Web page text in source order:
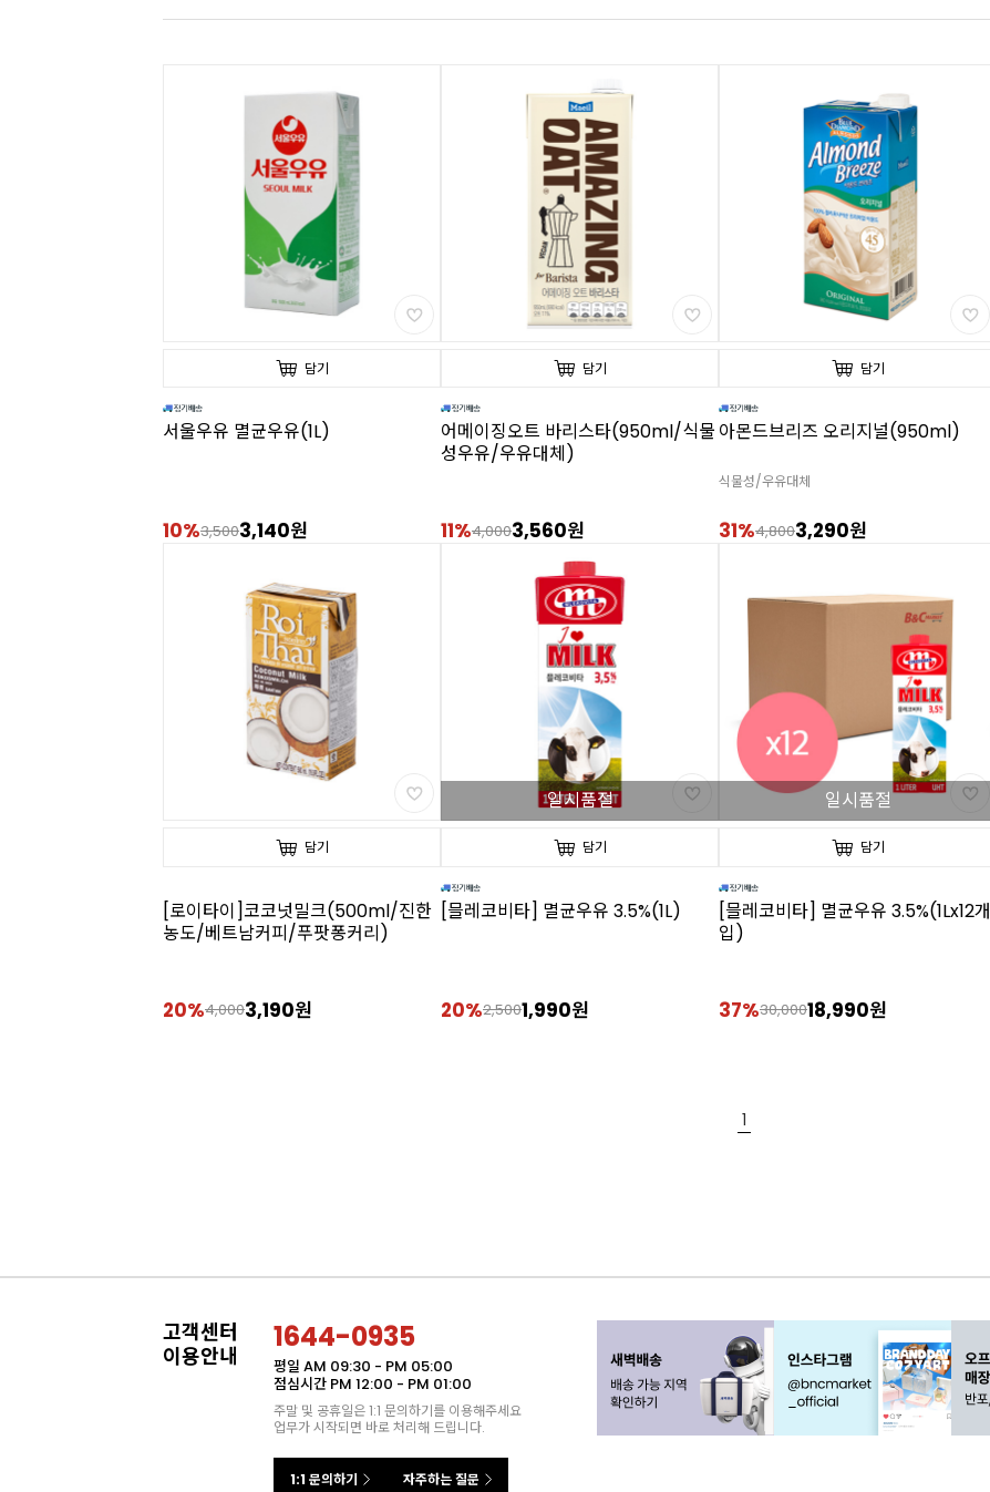
담기
서울우유 멸균우유(1L)
10%3,5003,140원
담기
어메이징오트 바리스타(950ml/식물
성우유/우유대체)
11%4,0003,560원
담기
아몬드브리즈 오리지널(950ml)
식물성/우유대체
31%4,8003,290원
담기
[로이타이]코코넛밀크(500ml/진한
농도/베트남커피/푸팟퐁커리)
20%4,0003,190원
일시품절
담기
[믈레코비타] 멸균우유 3.5%(1L)
20%2,5001,990원
일시품절
담기
[믈레코비타] 멸균우유 3.5%(1Lx12개
입)
37%30,00018,990원
1
고객센터
이용안내
1644-0935
평일 AM 09:30 - PM 05:00
점심시간 PM 12:00 - PM 01:00
주말 및 공휴일은 1:1 문의하기를 이용해주세요
업무가 시작되면 바로 처리해 드립니다.
1:1 문의하기 자주하는 질문